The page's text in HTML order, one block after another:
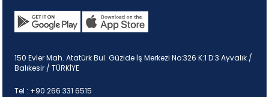
150 Evler Mah. Atatürk Bul. Güzide İş Merkezi No:326 K:1 D:3 Ayvalık /
Balıkesir / TÜRKİYE
Tel : +90 266 331 6515